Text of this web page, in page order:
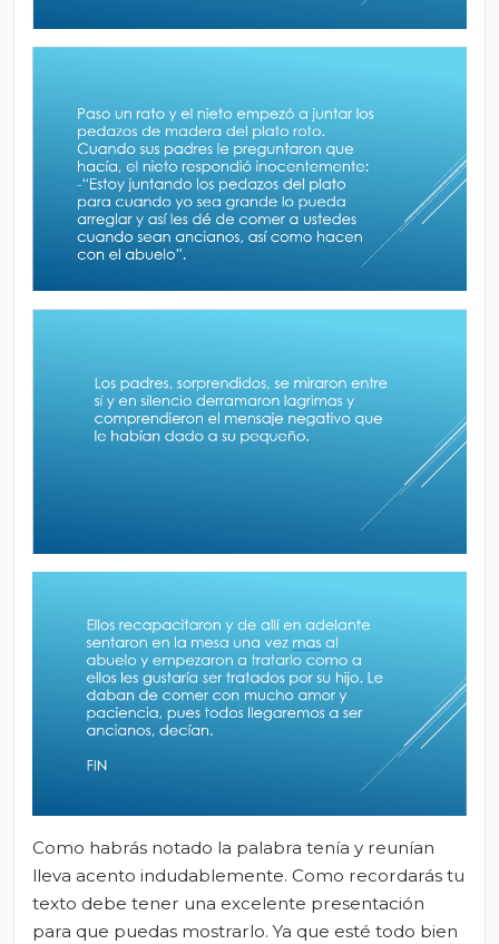
Como habrás notado la palabra tenía y reunían
lleva acento indudablemente. Como recordarás tu
texto debe tener una excelente presentación
para que puedas mostrarlo. Ya que esté todo bien